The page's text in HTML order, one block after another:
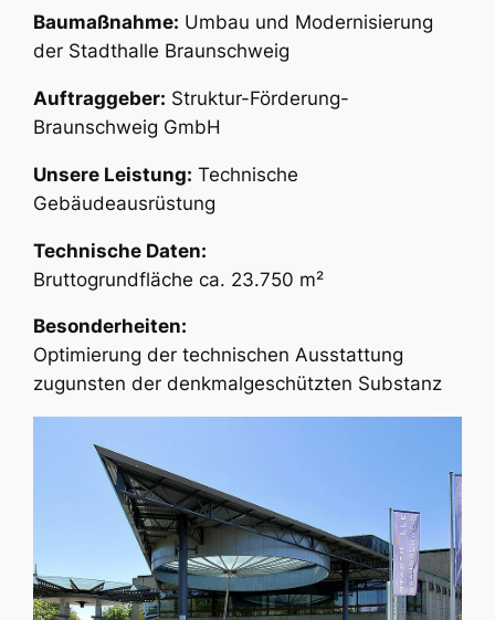
Baumaßnahme: Umbau und Modernisierung
der Stadthalle Braunschweig
Auftraggeber: Struktur-Förderung-
Braunschweig GmbH
Unsere Leistung: Technische
Gebäudeausrüstung
Technische Daten:
Bruttogrundfläche ca. 23.750 m²
Besonderheiten:
Optimierung der technischen Ausstattung
zugunsten der denkmalgeschützten Substanz